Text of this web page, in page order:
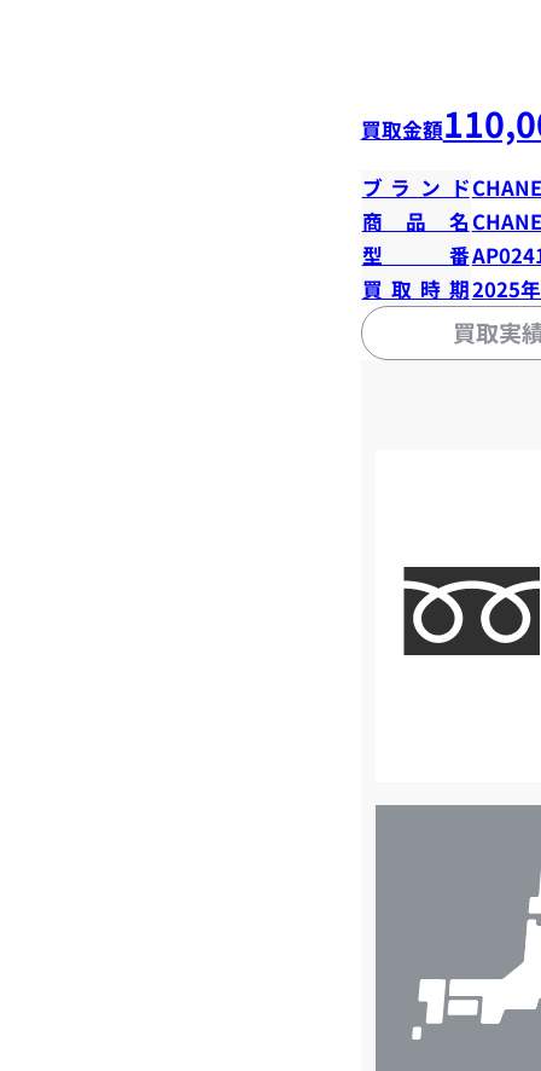
買取金額
ブランド
商品名
型番
買取時期2025
買取実